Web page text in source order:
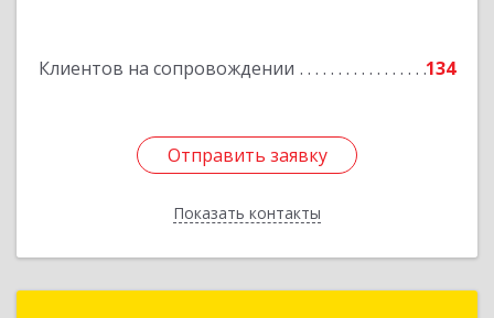
Клиентов на сопровождении 134
Отправить заявку
Показать контакты
Отправить заявку
Назад